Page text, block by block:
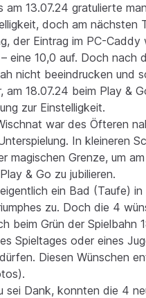
am 13.07.24 gratulierte
doch am nächsten
der Eintrag im PC-Caddy
eine 10,0 auf. Doch nach
nicht beeindrucken und
am 18.07.24 beim Play &
zur Einstelligkeit.
war des Öfteren
In kleineren
magischen Grenze, um
& Go zu jubilieren.
ein Bad (Taufe) in
zu. Doch die 4
beim Grün der Spielbahn
Spieltages oder eines
Diesen Wünschen
sei Dank, konnten die 4